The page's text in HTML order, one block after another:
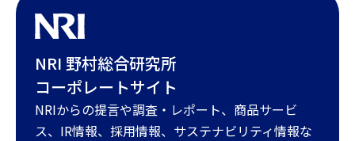
NRI 野村総合研究所
コーポレートサイト
NRIからの提言や調査・レポート、商品サービ
ス、IR情報、採用情報、サステナビリティ情報な